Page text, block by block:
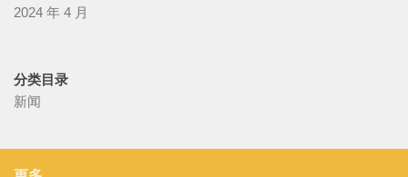
2024 年 4 月
分类目录
新闻